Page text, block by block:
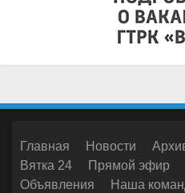
Главная Новости
Вятка 24
Прямой эфир
Объявления
Наша